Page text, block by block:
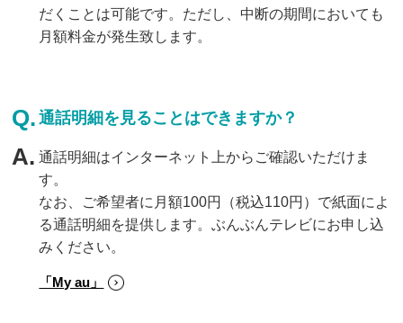
だくことは可能です。ただし、中断の期間においても
月額料金が発生致します。
通話明細を見ることはできますか？
通話明細はインターネット上からご確認いただけま
す。
なお、ご希望者に月額100円（税込110円）で紙面によ
る通話明細を提供します。ぶんぶんテレビにお申し込
みください。
「My au」